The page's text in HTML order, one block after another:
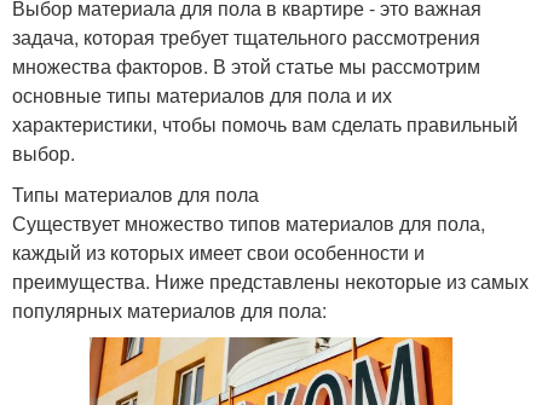
Выбор материала для пола в квартире - это важная
задача, которая требует тщательного рассмотрения
множества факторов. В этой статье мы рассмотрим
основные типы материалов для пола и их
характеристики, чтобы помочь вам сделать правильный
выбор.
Типы материалов для пола
Существует множество типов материалов для пола,
каждый из которых имеет свои особенности и
преимущества. Ниже представлены некоторые из самых
популярных материалов для пола: